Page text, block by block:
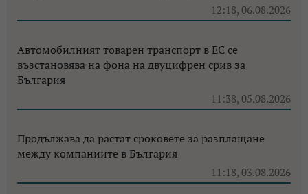
12:18, 06.08.2026
Автомобилният товарен транспорт в ЕС се
възстановява на фона на двуцифрен срив за
България
11:38, 05.08.2026
Продължава да растат сроковете за разплащане
между компаниите в България
11:18, 03.08.2026